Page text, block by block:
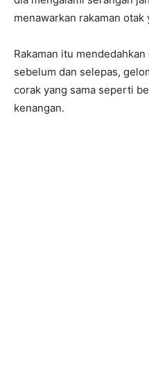
menawarkan rakaman otak
Rakaman itu
sebelum dan selepas,
corak yang sama seperti
kenangan.